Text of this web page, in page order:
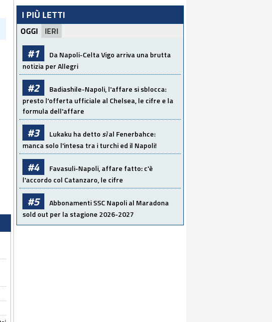
I PIÙ LETTI
OGGI IERI
#1
Da Napoli-Celta Vigo arriva una brutta
notizia per Allegri
#2
Badiashile-Napoli, l'affare si sblocca:
presto l'offerta ufficiale al Chelsea, le cifre e la
formula dell'affare
#3 Lukaku ha dettosìal Fenerbahce:
manca solo l'intesa tra i turchi ed il Napoli!
#4
Favasuli-Napoli, affare fatto: c'è
l'accordo col Catanzaro, le cifre
#5
Abbonamenti SSC Napoli al Maradona
sold out per la stagione 2026-2027